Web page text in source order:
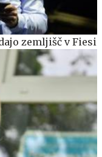
zemljišč v Fiesi